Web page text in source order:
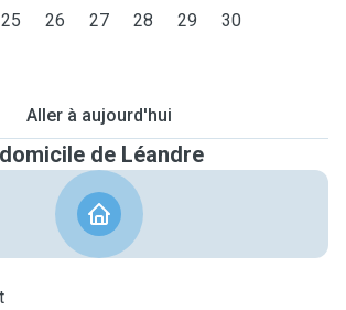
25 26 27 28 29 30
Aller à aujourd'hui
de Léandre